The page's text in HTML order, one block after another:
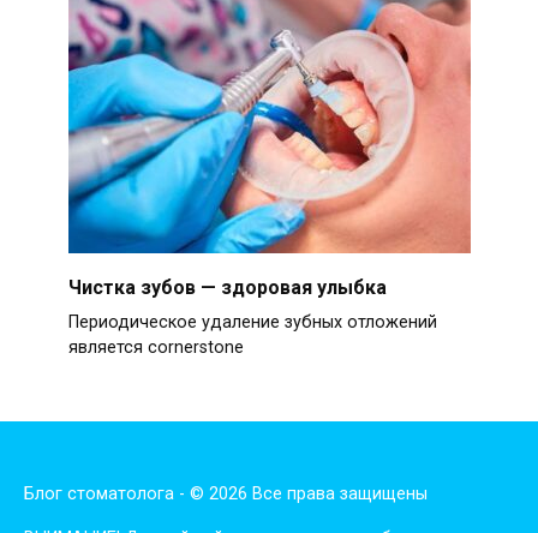
Чистка зубов — здоровая улыбка
Периодическое удаление зубных отложений
является cornerstone
Блог стоматолога - © 2026 Все права защищены